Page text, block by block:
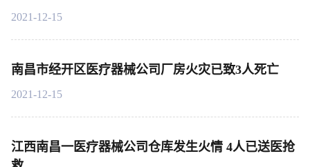
2021-12-15
南昌市经开区医疗器械公司厂房火灾已致3人死亡
2021-12-15
江西南昌一医疗器械公司仓库发生火情 4人已送医抢